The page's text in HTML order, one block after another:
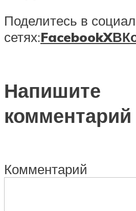
Поделитесь в
сетях:FacebookX
Напишите
комментарий
Комментарий